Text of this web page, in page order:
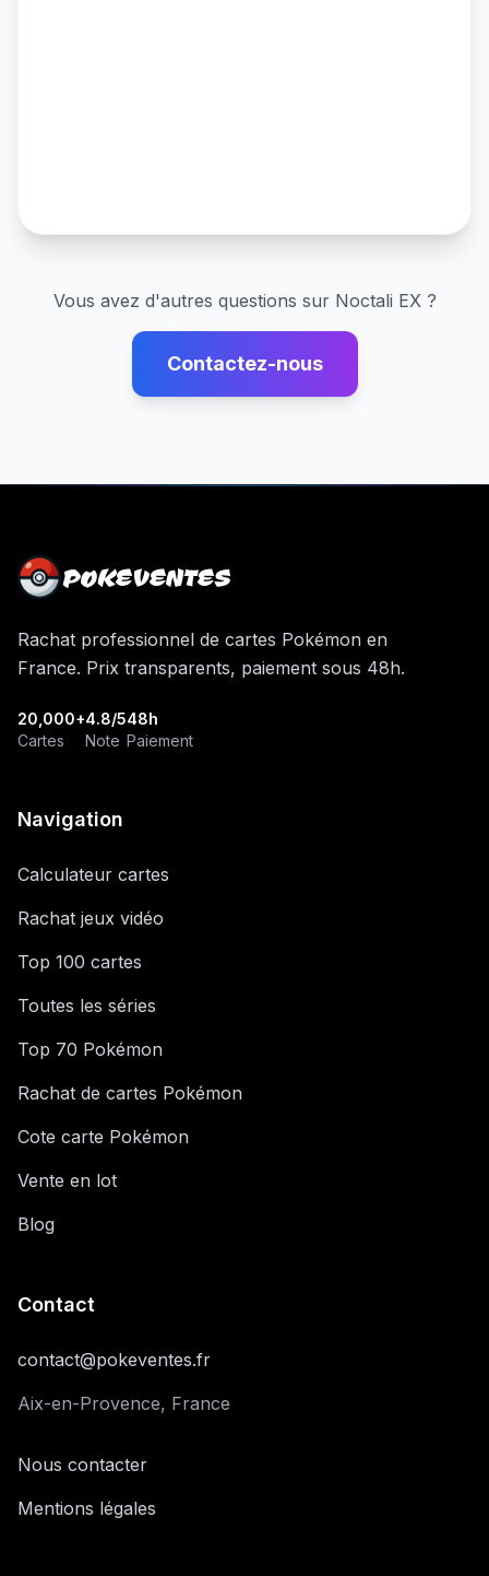
Vous avez d'autres questions sur Noctali EX?
Contactez-nous
POKEVENTES
Rachat professionnel de cartes Pokémon en
France. Prix transparents, paiement sous 48h.
20,000+
Cartes
4.8/5
Note
48h
Paiement
Navigation
Calculateur cartes
Rachat jeux vidéo
Top 100 cartes
Toutes les séries
Top 70 Pokémon
Rachat de cartes Pokémon
Cote carte Pokémon
Vente en lot
Blog
Contact
contact@pokeventes.fr
Aix-en-Provence, France
Nous contacter
Mentions légales